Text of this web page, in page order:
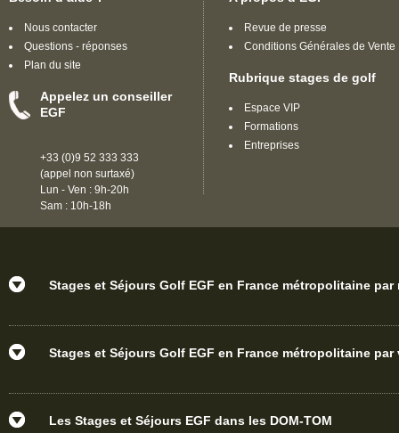
Nous contacter
Questions - réponses
Plan du site
Appelez un conseiller
EGF
+33 (0)9 52 333 333
(appel non surtaxé)
Lun - Ven : 9h-20h
Sam : 10h-18h
Revue de presse
Conditions Générales de Vente
Rubrique stages de golf
Espace VIP
Formations
Entreprises
Stages et Séjours Golf EGF en France métropolitaine par
Stages et Séjours Golf EGF en France métropolitaine par
Les Stages et Séjours EGF dans les DOM-TOM